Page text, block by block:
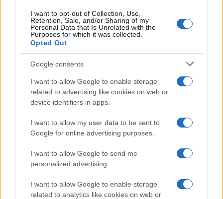
I want to opt-out of Collection, Use,
Retention, Sale, and/or Sharing of my
Personal Data that Is Unrelated with the
Purposes for which it was collected.
Opted Out
Google consents
I want to allow Google to enable storage
related to advertising like cookies on web or
device identifiers in apps.
I want to allow my user data to be sent to
Google for online advertising purposes.
I want to allow Google to send me
personalized advertising.
I want to allow Google to enable storage
related to analytics like cookies on web or